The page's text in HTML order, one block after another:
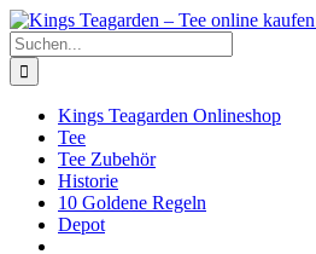
Zum
Inhalt
springen
Facebook
X
Instagram
Pinterest
Suche
nach:
Kings Teagarden Onlineshop
Tee
Tee Zubehör
Historie
10 Goldene Regeln
Depot